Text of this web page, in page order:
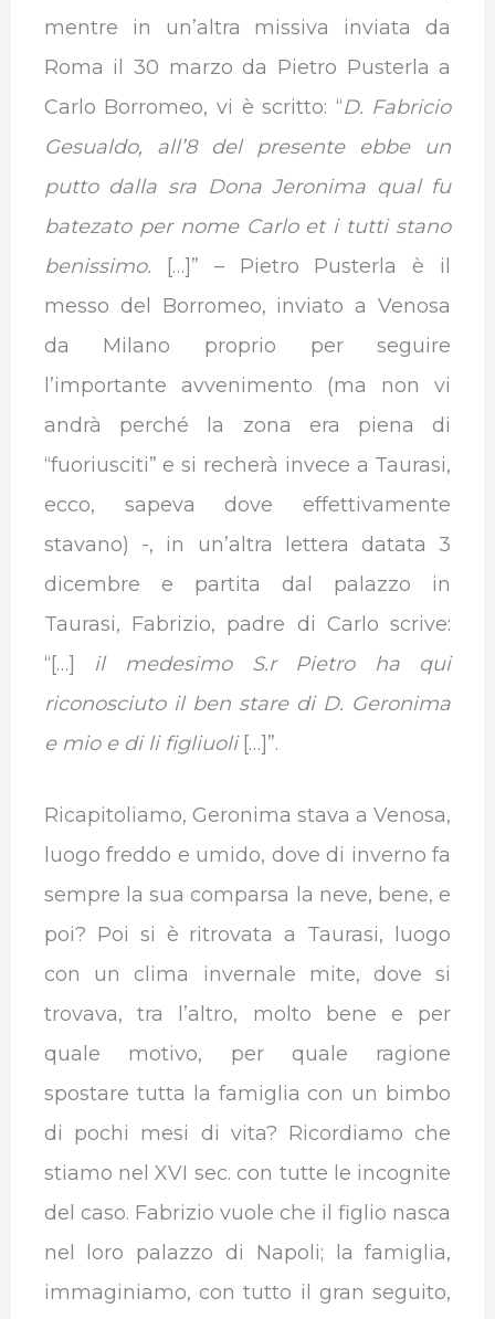
mentre in un’altra missiva inviata da
Roma il 30 marzo da Pietro Pusterla a
Carlo Borromeo, vi è scritto: “D. Fabricio
Gesualdo, all’8 del presente ebbe un
putto dalla sra Dona Jeronima qual fu
batezato per nome Carlo et i tutti stano
benissimo. […]” – Pietro Pusterla è il
messo del Borromeo, inviato a Venosa
da Milano proprio per seguire
l’importante avvenimento (ma non vi
andrà perché la zona era piena di
“fuoriusciti” e si recherà invece a Taurasi,
ecco, sapeva dove effettivamente
stavano) -, in un’altra lettera datata 3
dicembre e partita dal palazzo in
Taurasi, Fabrizio, padre di Carlo scrive:
“[…] il medesimo S.r Pietro ha qui
riconosciuto il ben stare di D. Geronima
e mio e di li figliuoli[…]”.
Ricapitoliamo, Geronima stava a Venosa,
luogo freddo e umido, dove di inverno fa
sempre la sua comparsa la neve, bene, e
poi? Poi si è ritrovata a Taurasi, luogo
con un clima invernale mite, dove si
trovava, tra l’altro, molto bene e per
quale motivo, per quale ragione
spostare tutta la famiglia con un bimbo
di pochi mesi di vita? Ricordiamo che
stiamo nel XVI sec. con tutte le incognite
del caso. Fabrizio vuole che il figlio nasca
nel loro palazzo di Napoli; la famiglia,
immaginiamo, con tutto il gran seguito,